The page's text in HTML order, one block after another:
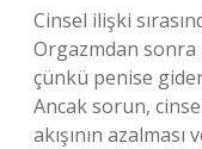
Cinsel ilişki
Orgazmdan
çünkü penise
Ancak sorun,
akışının